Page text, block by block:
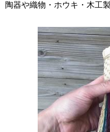
陶器や織物・ホウキ・木工